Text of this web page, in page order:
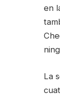
en
La